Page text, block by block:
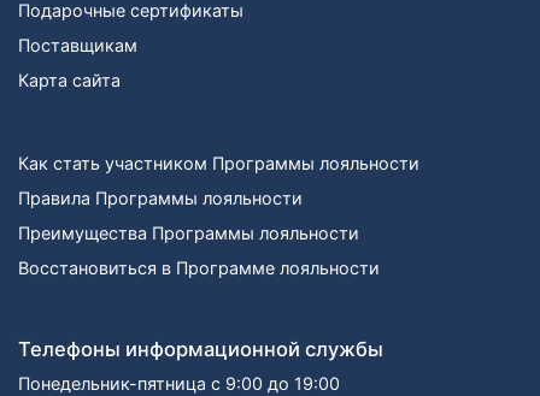
Подарочные сертификаты
Поставщикам
Карта сайта
Как стать участником Программы лояльности
Правила Программы лояльности
Преимущества Программы лояльности
Восстановиться в Программе лояльности
Телефоны информационной службы
Понедельник-пятница с 9:00 до 19:00